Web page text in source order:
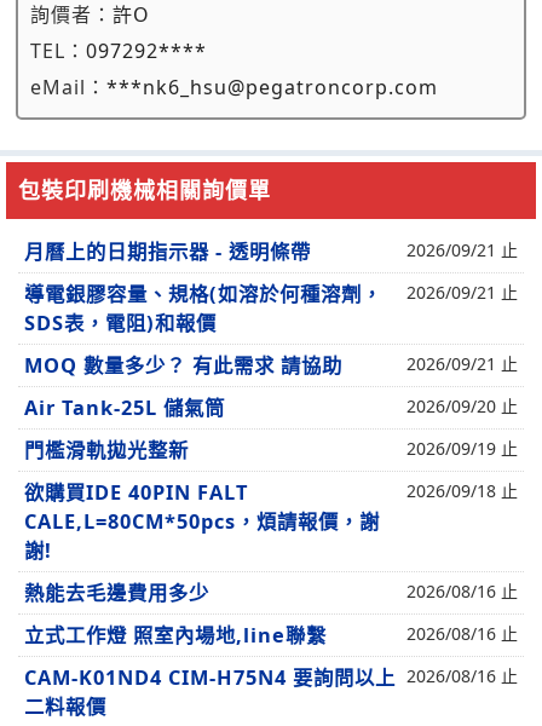
詢價者： 許O
TEL： 097292****
eMail： ***nk6_hsu@pegatroncorp.com
包裝印刷機械相關詢價單
月曆上的日期指示器 - 透明條帶 2026/09/21 止
導電銀膠容量、規格(如溶於何種溶劑，
SDS表，電阻)和報價
2026/09/21 止
MOQ 數量多少？ 有此需求 請協助 2026/09/21 止
Air Tank-25L 儲氣筒 2026/09/20 止
門檻滑軌拋光整新 2026/09/19 止
欲購買IDE 40PIN FALT
CALE,L=80CM*50pcs，煩請報價，謝
謝!
2026/09/18 止
熱能去毛邊費用多少 2026/08/16 止
立式工作燈 照室內場地,line聯繫 2026/08/16 止
CAM-K01ND4 CIM-H75N4 要詢問以上
二料報價
2026/08/16 止